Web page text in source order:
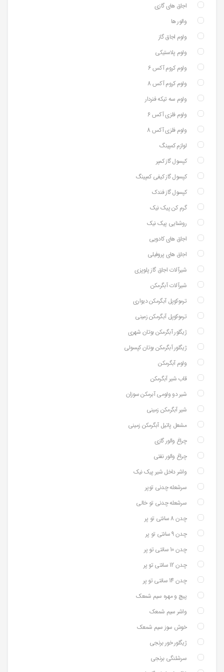
اجاق های گازی
والور ها
ولوم اجاق گاز
ولوم پلاستیکی
ولوم کروم آکس 6
ولوم کروم آکس 8
ولوم سه تیکه فنردار
ولوم فلزی آکس 6
ولوم فلزی آکس 8
لوازم کمپینگ
کپسول گاز کمپر
کپسول گاز کیفی کمپینگ
کپسول گاز فندک
گرم کن پیک نیک
روشنایی پیک نیک
اجاق های کادویی
اجاق های پروفیلی
شیرآلات اجاق گاز پلوپزی
شیرآلات آبگرمکن
ترموکوپل آبگرمکن دیواری
ترموکوپل آبگرمکن زمینی
ژیگلور آبگرمکن بوتان شهری
ژیگلور آبگرمکن بوتان کپسولی
ولوم آبگرمکن
قاب شیر آبگرمکن
شیر دو ولومی آبرمکن سوزان
شیر آبگرمکن زمینی
مشعل پاتیل آبگرمکن زمینی
چراغ والور گازی
چراغ والور نفتی
واشر داخل شیر پیک نیک
سرشعله چدنی توپر
سرشعله چدنی تو خالی
چدن 8 سانتی تو پر
چدن 9 سانتی تو پر
چدن 10 سانتی تو پر
چدن 12 سانتی تو پر
چدن 14 سانتی تو پر
پیچ و مهره سیم شمعک
واشر سیم شمعک
خوش سوز سیم شمعک
ژیگلور خور برنجی
سرشلنگی برنجی